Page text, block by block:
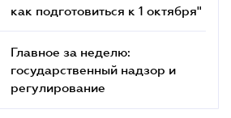
как подготовиться к 1 октября"
Главное за неделю:
государственный надзор и
регулирование